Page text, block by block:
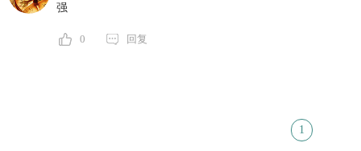
强
0 回复
1